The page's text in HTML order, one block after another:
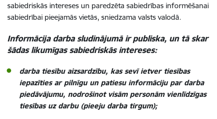
sabiedriskās intereses un paredzēta sabiedrības informēšanai
sabiedrībai pieejamās vietās, sniedzama valsts valodā.
Informācija darba sludinājumā ir publiska, un tā skar
šādas likumīgas sabiedriskās intereses:
darba tiesību aizsardzību, kas sevī ietver tiesības
iepazīties ar pilnīgu un patiesu informāciju par darba
piedāvājumu, nodrošinot visām personām vienlīdzīgas
tiesības uz darbu (pieeju darba tirgum);